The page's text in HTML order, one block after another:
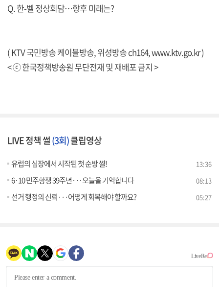
Q. 한-벨 정상회담…향후 미래는?
( KTV 국민방송 케이블방송, 위성방송 ch164,www.ktv.go.kr)
< ⓒ 한국정책방송원 무단전재 및 재배포 금지 >
LIVE 정책 썰(3회)클립영상
유럽의 심장에서 시작된 첫 순방 썰! 13:36
6·10 민주항쟁 39주년···오늘을 기억합니다 08:13
선거 행정의 신뢰···어떻게 회복해야 할까요? 05:27